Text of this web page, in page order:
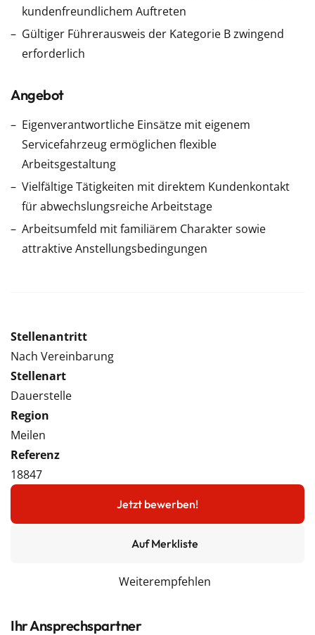
kundenfreundlichem Auftreten
Gültiger Führerausweis der Kategorie B zwingend
erforderlich
Angebot
Eigenverantwortliche Einsätze mit eigenem
Servicefahrzeug ermöglichen flexible
Arbeitsgestaltung
Vielfältige Tätigkeiten mit direktem Kundenkontakt
für abwechslungsreiche Arbeitstage
Arbeitsumfeld mit familiärem Charakter sowie
attraktive Anstellungsbedingungen
Stellenantritt
Nach Vereinbarung
Stellenart
Dauerstelle
Region
Meilen
Referenz
18847
Jetzt bewerben!
Auf Merkliste
Weiterempfehlen
Ihr Ansprechspartner